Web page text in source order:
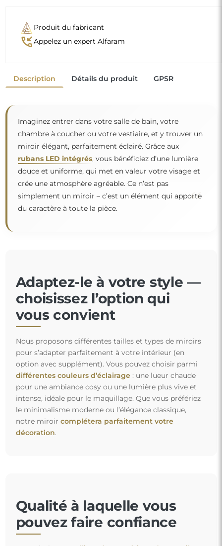
Produit du fabricant
phone_callbackAppelez un expert Alfaram
Description Détails du produit GPSR
Imaginez entrer dans votre salle de bain, votre
chambre à coucher ou votre vestiaire, et y trouver un
miroir élégant, parfaitement éclairé. Grâce aux
rubans LED intégrés, vous bénéficiez d’une lumière
douce et uniforme, qui met en valeur votre visage et
crée une atmosphère agréable. Ce n’est pas
simplement un miroir – c’est un élément qui apporte
du caractère à toute la pièce.
“
Adaptez-le à votre style —
choisissez l’option qui
vous convient
Nous proposons différentes tailles et types de miroirs
pour s’adapter parfaitement à votre intérieur (en
option avec supplément). Vous pouvez choisir parmi
différentes couleurs d’éclairage: une lueur chaude
pour une ambiance cosy ou une lumière plus vive et
intense, idéale pour le maquillage. Que vous préfériez
le minimalisme moderne ou l’élégance classique,
notre miroir complétera parfaitement votre
décoration.
Qualité à laquelle vous
pouvez faire confiance